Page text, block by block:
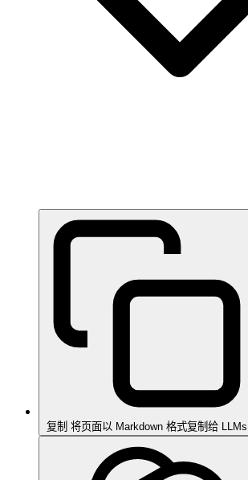
复制 将页面以 Markdown 格式复制给 LLMs